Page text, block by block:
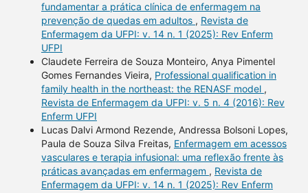
fundamentar a prática clínica de enfermagem na
prevenção de quedas em adultos , Revista de
Enfermagem da UFPI: v. 14 n. 1 (2025): Rev Enferm
UFPI
Claudete Ferreira de Souza Monteiro, Anya Pimentel
Gomes Fernandes Vieira, Professional qualification in
family health in the northeast: the RENASF model ,
Revista de Enfermagem da UFPI: v. 5 n. 4 (2016): Rev
Enferm UFPI
Lucas Dalvi Armond Rezende, Andressa Bolsoni Lopes,
Paula de Souza Silva Freitas, Enfermagem em acessos
vasculares e terapia infusional: uma reflexão frente às
práticas avançadas em enfermagem , Revista de
Enfermagem da UFPI: v. 14 n. 1 (2025): Rev Enferm